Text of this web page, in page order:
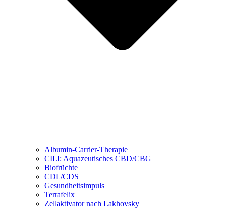
Albumin-Carrier-Therapie
CILI: Aquazeutisches CBD/CBG
Biofrüchte
CDL/CDS
Gesundheitsimpuls
Terrafelix
Zellaktivator nach Lakhovsky